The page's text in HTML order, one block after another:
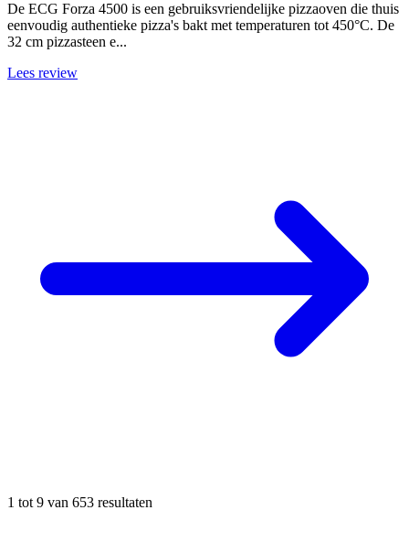
De ECG Forza 4500 is een gebruiksvriendelijke pizzaoven die thuis
eenvoudig authentieke pizza's bakt met temperaturen tot 450°C. De
32 cm pizzasteen e...
Lees review
1 tot 9 van 653 resultaten